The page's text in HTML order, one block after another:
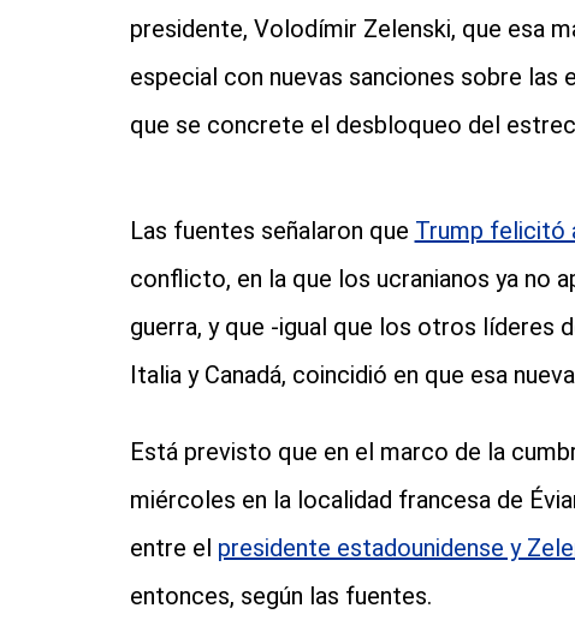
presidente, Volodímir Zelenski, que esa
especial con nuevas sanciones sobre
que se concrete el desbloqueo del
Las fuentes señalaron que Trump felicitó
conflicto, en la que los ucranianos ya no
guerra, y que -igual que los otros líderes
Italia y Canadá, coincidió en que esa
Está previsto que en el marco de la
miércoles en la localidad francesa de
entre el presidente estadounidense y
entonces, según las fuentes.